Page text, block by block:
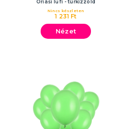
Óriási lufi - türkizzöld
1 231 Ft
Nincs készleten
Nézet